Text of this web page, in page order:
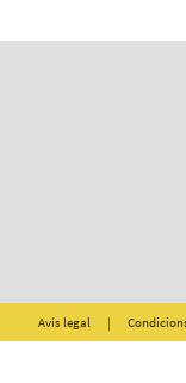
Avís legal |